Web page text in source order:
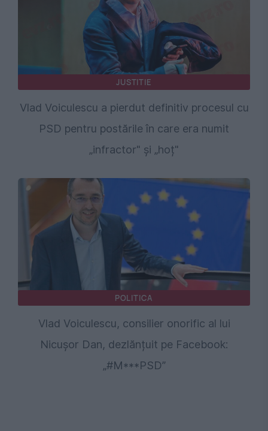
JUSTITIE
Vlad Voiculescu a pierdut definitiv procesul cu
PSD pentru postările în care era numit
„infractor" și „hoț"
POLITICA
Vlad Voiculescu, consilier onorific al lui
Nicușor Dan, dezlănțuit pe Facebook:
„#M***PSD”